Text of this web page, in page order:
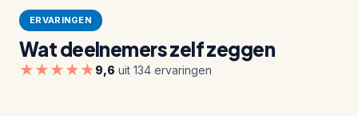
ERVARINGEN
Wat deelnemers zelf zeggen
★★★★★ 9,6 uit 134 ervaringen